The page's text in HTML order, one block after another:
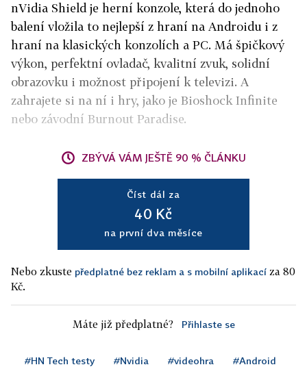
nVidia Shield je herní konzole, která do jednoho
balení vložila to nejlepší z hraní na Androidu i z
hraní na klasických konzolích a PC. Má špičkový
výkon, perfektní ovladač, kvalitní zvuk, solidní
obrazovku i možnost připojení k televizi. A
zahrajete si na ní i hry, jako je Bioshock Infinite
nebo závodní Burnout Paradise.
ZBÝVÁ VÁM JEŠTĚ 90 % ČLÁNKU
Číst dál za
40 Kč
na první dva měsíce
Nebo zkuste předplatné bez reklam a s mobilní aplikací za 80
Kč.
Máte již předplatné? Přihlaste se
#HN Tech testy #Nvidia #videohra #Android